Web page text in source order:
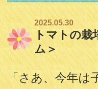
2025.05.30
トマトの栽
ム＞
「さあ、今年は